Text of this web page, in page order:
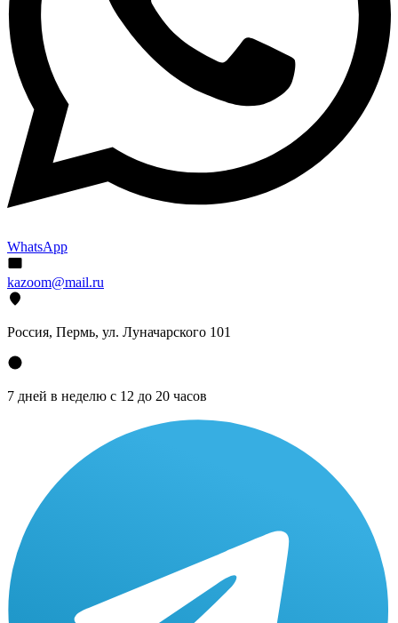
WhatsApp
kazoom@mail.ru
Россия, Пермь, ул. Луначарского 101
7 дней в неделю с 12 до 20 часов